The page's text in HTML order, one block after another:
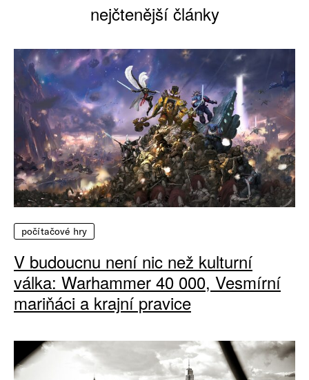
nejčtenější články
počítačové hry
V budoucnu není nic než kulturní
válka: Warhammer 40 000, Vesmírní
mariňáci a krajní pravice